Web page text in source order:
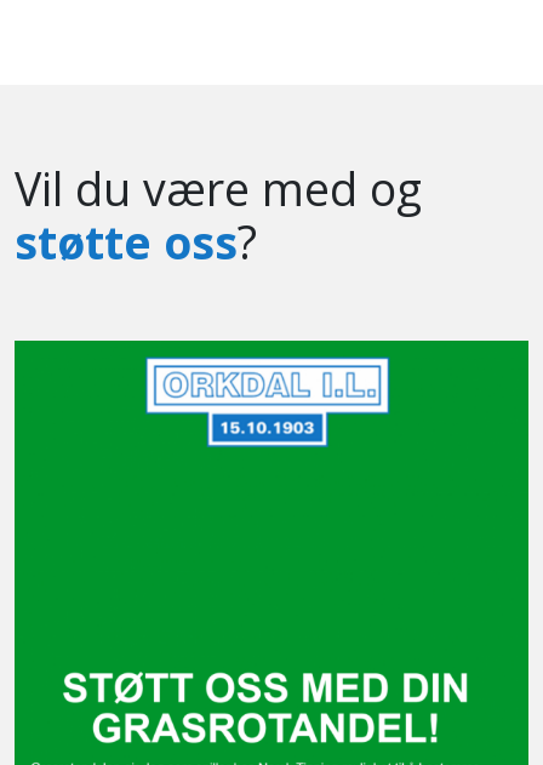
Vil du være med og
støtte oss?